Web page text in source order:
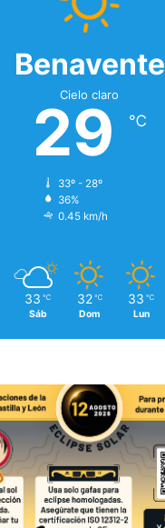
Benavente
Cielo claro
29 ℃
33º - 28º
36%
0.45 km/h
33 ℃
Sáb
32 ℃
Dom
33 ℃
Lun